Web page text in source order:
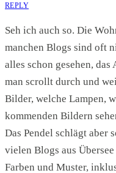
REPLY
Seh ich auch so. Die
manchen Blogs sind oft
alles schon gesehen,
man scrollt durch und
Bilder, welche Lampen,
kommenden Bildern
Das Pendel schlägt aber
vielen Blogs aus
Farben und Muster,